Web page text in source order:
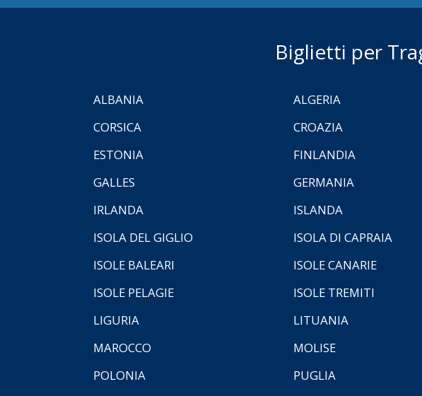
Biglietti per
ALBANIA ALGERIA
CORSICA
CROAZIA
ESTONIA
FINLANDIA
GALLES
GERMANIA
IRLANDA
ISLANDA
ISOLA DEL GIGLIO
ISOLA DI CAPRAIA
ISOLE BALEARI
ISOLE CANARIE
ISOLE PELAGIE
ISOLE TREMITI
LIGURIA
LITUANIA
MAROCCO
MOLISE
POLONIA
PUGLIA